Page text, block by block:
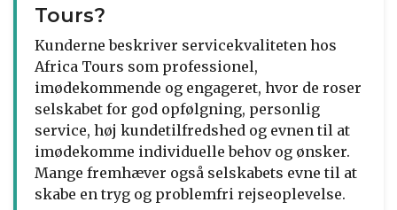
Tours?
Kunderne beskriver servicekvaliteten hos
Africa Tours som professionel,
imødekommende og engageret, hvor de roser
selskabet for god opfølgning, personlig
service, høj kundetilfredshed og evnen til at
imødekomme individuelle behov og ønsker.
Mange fremhæver også selskabets evne til at
skabe en tryg og problemfri rejseoplevelse.